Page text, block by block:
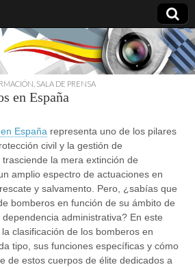
SALA DE PRENSA
en España
España representa uno de los pilares
civil y la gestión de
la mera extinción de
amplio espectro de actuaciones en
y salvamento. Pero, ¿sabías que
bomberos en función de su ámbito de
administrativa? En este
clasificación de los bomberos en
tipo, sus funciones específicas y cómo
de estos cuerpos de élite dedicados a